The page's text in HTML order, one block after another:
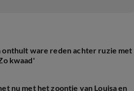
onthult ware reden achter ruzie met
kwaad'
nu met het zoontje van Louisa en